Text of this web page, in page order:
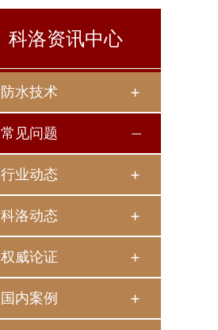
科洛资讯中心
防水技术
常见问题
行业动态
科洛动态
权威论证
国内案例